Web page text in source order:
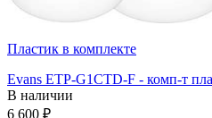
Пластик в комплекте
Evans ETP-G1CTD-F - комп-т
В наличии
6 600 ₽